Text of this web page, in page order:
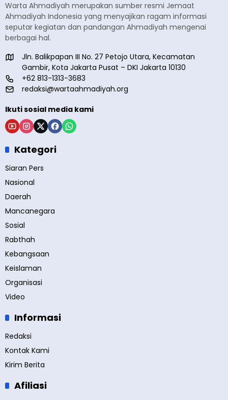
Warta Ahmadiyah merupakan sumber resmi Jemaat
Ahmadiyah Indonesia yang menyajikan ragam informasi
seputar kegiatan dan pandangan Ahmadiyah mengenai
berbagai hal.
Jln. Balikpapan III No. 27 Petojo Utara, Kecamatan
Gambir, Kota Jakarta Pusat – DKI Jakarta 10130
+62 813-1313-3683
redaksi@wartaahmadiyah.org
Ikuti sosial media kami
Kategori
Siaran Pers
Nasional
Daerah
Mancanegara
Sosial
Rabthah
Kebangsaan
Keislaman
Organisasi
Video
Informasi
Redaksi
Kontak Kami
Kirim Berita
Afiliasi